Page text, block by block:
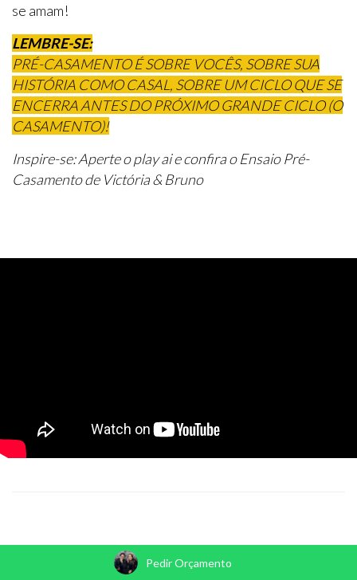
se amam!
LEMBRE-SE:
PRÉ-CASAMENTO É SOBRE VOCÊS, SOBRE SUA
HISTÓRIA COMO CASAL, SOBRE UM CICLO QUE SE
ENCERRA ANTES DO PRÓXIMO GRANDE CICLO (O
CASAMENTO)!
Inspire-se: Aperte o play ai e confira o Ensaio Pré-
Casamento de Victória & Bruno
Pedir Orçamento